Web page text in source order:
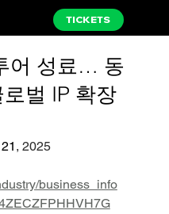
TICKETS
어 성료… 동
벌 IP 확장
, 2025
business_info